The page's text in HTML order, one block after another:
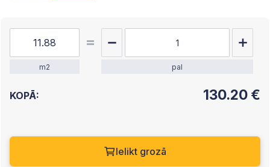
m2 pal
KOPĀ: 130.20 €
Ielikt grozā